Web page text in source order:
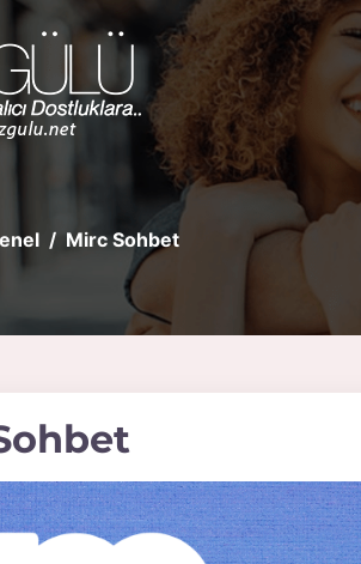
Mirc Sohbet